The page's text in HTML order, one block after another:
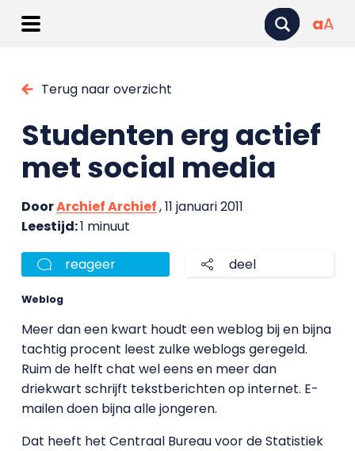
aA
Terug naar overzicht
Studenten erg actief
met social media
DoorArchief Archief, 11 januari 2011
Leestijd:1 minuut
reageer deel
Weblog
Meer dan een kwart houdt een weblog bij en bijna
tachtig procent leest zulke weblogs geregeld.
Ruim de helft chat wel eens en meer dan
driekwart schrijft tekstberichten op internet. E-
mailen doen bijna alle jongeren.
Dat heeft het Centraal Bureau voor de Statistiek